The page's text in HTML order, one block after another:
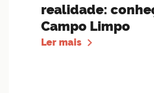
realidade:
Campo Limpo
Ler mais